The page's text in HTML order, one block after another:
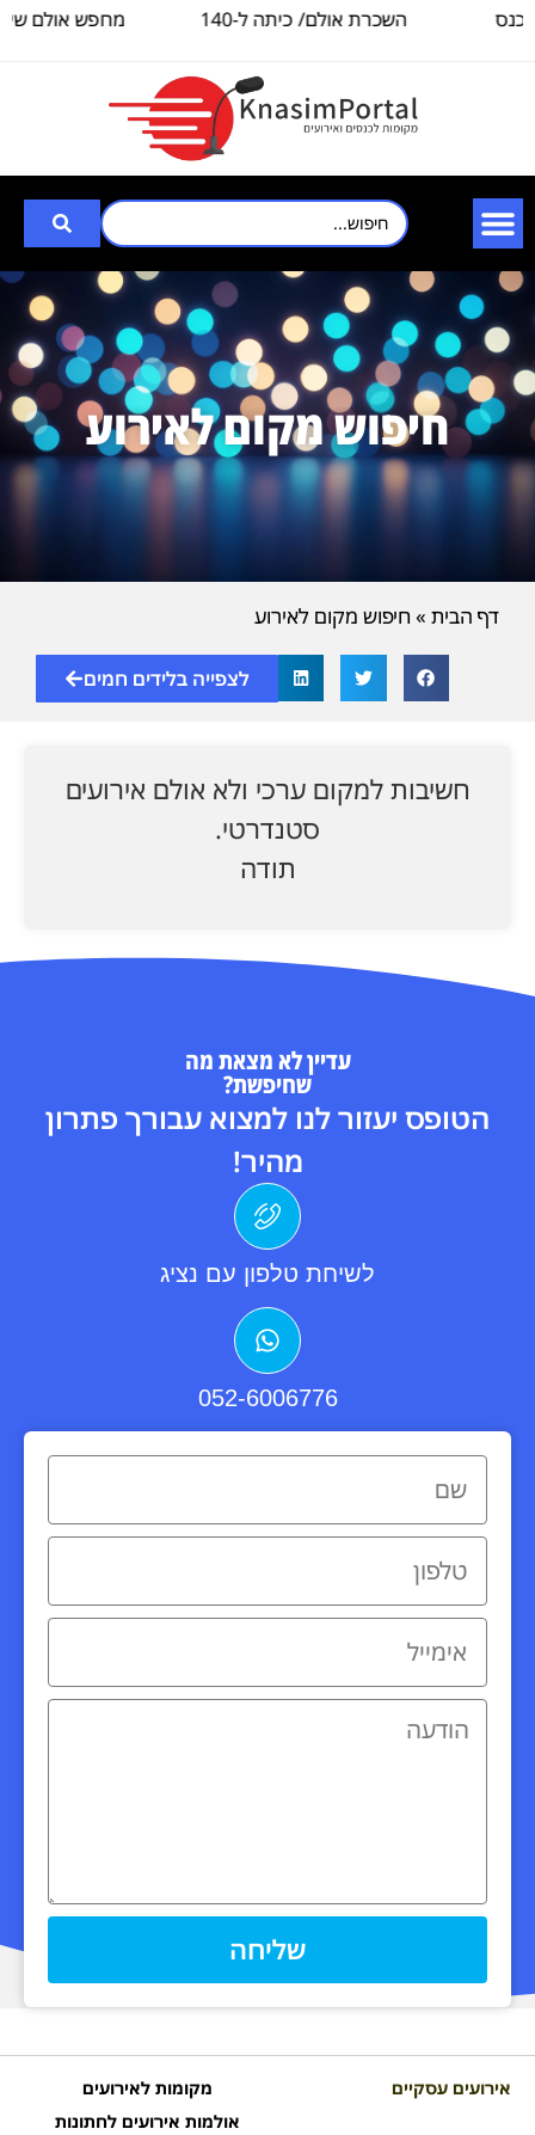
השכרת אולם/ כיתה ל-140
מחפש אולם
חיפוש מקום לאירוע
דף הבית » חיפוש מקום לאירוע
לצפייה בלידים חמים
חשיבות למקום ערכי ולא אולם אירועים
סטנדרטי.
תודה
עדיין לא מצאת מה
שחיפשת?
הטופס יעזור לנו למצוא עבורך פתרון
מהיר!
לשיחת טלפון עם נציג
052-6006776
שליחה
אירועים עסקיים
מקומות לאירועים
אולמות אירועים לחתונות